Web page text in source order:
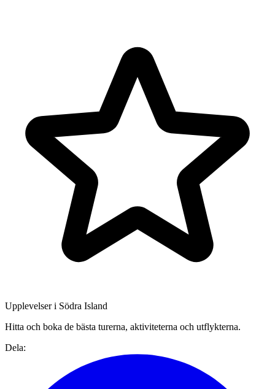
Upplevelser i Södra Island
Hitta och boka de bästa turerna, aktiviteterna och utflykterna.
Dela: